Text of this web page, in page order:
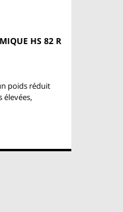
HS 82 R
poids réduit
élevées,